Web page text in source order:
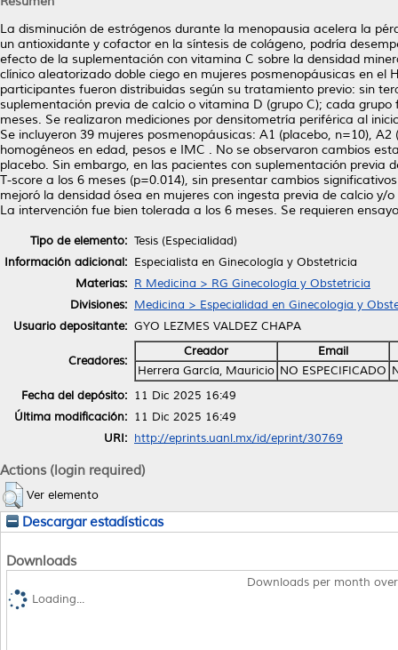
La disminución de estrógenos durante la menopausia acelera la
un antioxidante y cofactor en la síntesis de colágeno, podría
efecto de la suplementación con vitamina C sobre la densidad
clínico aleatorizado doble ciego en mujeres posmenopáusicas en el
participantes fueron distribuidas según su tratamiento previo: sin
suplementación previa de calcio o vitamina D (grupo C); cada
meses. Se realizaron mediciones por densitometría periférica al
Se incluyeron 39 mujeres posmenopáusicas: A1 (placebo, n=10),
homogéneos en edad, pesos e IMC . No se observaron cambios
placebo. Sin embargo, en las pacientes con suplementación previa
T-score a los 6 meses (p=0.014), sin presentar cambios
mejoró la densidad ósea en mujeres con ingesta previa de calcio
La intervención fue bien tolerada a los 6 meses. Se requieren
Tipo de elemento: Tesis (Especialidad)
Información adicional: Especialista en Ginecología y Obstetricia
Materias: R Medicina > RG Ginecología y Obstetricia
Divisiones: Medicina > Especialidad en Ginecologia y
Usuario depositante: GYO LEZMES VALDEZ CHAPA
Creadores:
Creador
Email
Herrera García, Mauricio NO ESPECIFICADO
Fecha del depósito: 11 Dic 2025 16:49
Última modificación: 11 Dic 2025 16:49
URI: http://eprints.uanl.mx/id/eprint/30769
Actions (login required)
Ver elemento
Descargar estadísticas
Downloads
Downloads per month
Loading...